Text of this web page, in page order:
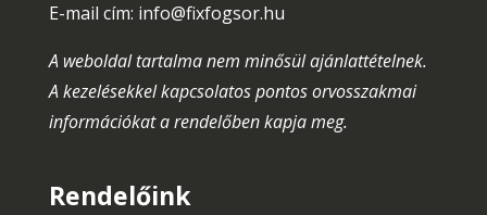
E-mail cím: info@fixfogsor.hu
A weboldal tartalma nem minősül ajánlattételnek.
A kezelésekkel kapcsolatos pontos orvosszakmai
információkat a rendelőben kapja meg.
Rendelőink